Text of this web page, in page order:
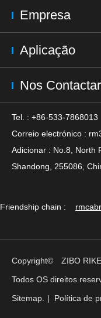
Empresa
Aplicação
Nos Contactar
Tel. : +86-533-7868013
Correio electrónico :
Adicionar : No.8, North
Shandong, 255086,
Friendship chain :
Copyright©
ZIBO
Todos OS direitos
Sitemap.
| Política de